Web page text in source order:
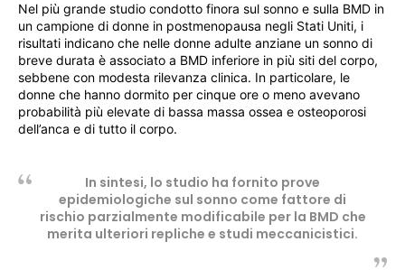
Nel più grande studio condotto finora sul sonno e sulla BMD in
un campione di donne in postmenopausa negli Stati Uniti, i
risultati indicano che nelle donne adulte anziane un sonno di
breve durata è associato a BMD inferiore in più siti del corpo,
sebbene con modesta rilevanza clinica. In particolare, le
donne che hanno dormito per cinque ore o meno avevano
probabilità più elevate di bassa massa ossea e osteoporosi
dell’anca e di tutto il corpo.
In sintesi, lo studio ha fornito prove
epidemiologiche sul sonno come fattore di
rischio parzialmente modificabile per la BMD che
merita ulteriori repliche e studi meccanicistici.